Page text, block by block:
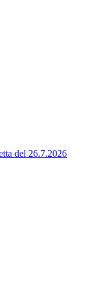
del 26.7.2026